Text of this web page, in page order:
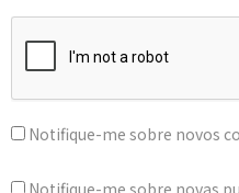
Notifique-me sobre novos